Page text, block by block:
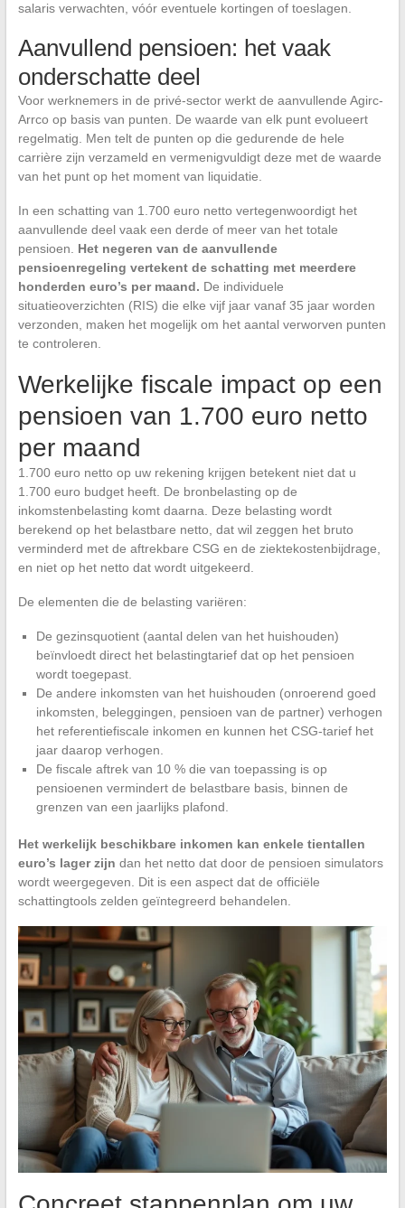
salaris verwachten, vóór eventuele kortingen of toeslagen.
Aanvullend pensioen: het vaak
onderschatte deel
Voor werknemers in de privé-sector werkt de aanvullende Agirc-
Arrco op basis van punten. De waarde van elk punt evolueert
regelmatig. Men telt de punten op die gedurende de hele
carrière zijn verzameld en vermenigvuldigt deze met de waarde
van het punt op het moment van liquidatie.
In een schatting van 1.700 euro netto vertegenwoordigt het
aanvullende deel vaak een derde of meer van het totale
pensioen. Het negeren van de aanvullende
pensioenregeling vertekent de schatting met meerdere
honderden euro’s per maand. De individuele
situatieoverzichten (RIS) die elke vijf jaar vanaf 35 jaar worden
verzonden, maken het mogelijk om het aantal verworven punten
te controleren.
Werkelijke fiscale impact op een
pensioen van 1.700 euro netto
per maand
1.700 euro netto op uw rekening krijgen betekent niet dat u
1.700 euro budget heeft. De bronbelasting op de
inkomstenbelasting komt daarna. Deze belasting wordt
berekend op het belastbare netto, dat wil zeggen het bruto
verminderd met de aftrekbare CSG en de ziektekostenbijdrage,
en niet op het netto dat wordt uitgekeerd.
De elementen die de belasting variëren:
De gezinsquotient (aantal delen van het huishouden)
beïnvloedt direct het belastingtarief dat op het pensioen
wordt toegepast.
De andere inkomsten van het huishouden (onroerend goed
inkomsten, beleggingen, pensioen van de partner) verhogen
het referentiefiscale inkomen en kunnen het CSG-tarief het
jaar daarop verhogen.
De fiscale aftrek van 10 % die van toepassing is op
pensioenen vermindert de belastbare basis, binnen de
grenzen van een jaarlijks plafond.
Het werkelijk beschikbare inkomen kan enkele tientallen
euro’s lager zijn dan het netto dat door de pensioen simulators
wordt weergegeven. Dit is een aspect dat de officiële
schattingtools zelden geïntegreerd behandelen.